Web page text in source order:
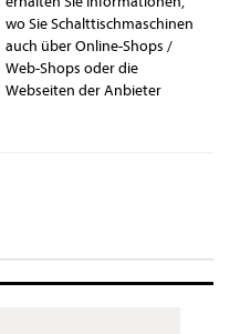
wo Sie Schalttischmaschinen
auch über Online-Shops /
Web-Shops oder die
Webseiten der Anbieter